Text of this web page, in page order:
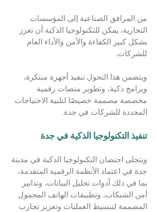
من المرافق الصناعية إلى المؤسسات
التجارية، يمكن للتكنولوجيا الذكية أن تعزز
بشكل كبير الكفاءة والأمن والأداء العام
للشركات.
ويتضمن هذا التحول تنفيذ أجهزة مبتكرة،
وبرامج ذكية، وتطوير منصات رقمية
مخصصة مصممة خصيصًا لتلبية الاحتياجات
المحددة للشركات في جدة.
تنفيذ التكنولوجيا الذكية في جدة
ويتجلى احتضان التكنولوجيا الذكية في مدينة
جدة في اعتماد الأنظمة الرقمية المتقدمة،
بما في ذلك أدوات تحليل البيانات، وتدابير
أمن الشبكات، وتطبيقات الهاتف المحمول
المصممة لتبسيط العمليات وتعزيز تجارب